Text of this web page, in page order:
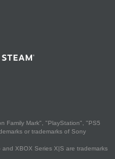
Family Mark", "PlayStation", "PS5
or trademarks of Sony
XBOX Series X|S are trademarks